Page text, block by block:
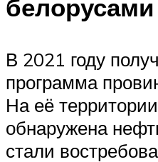
белорусами
В 2021 году
программа
На её
обнаружена
стали